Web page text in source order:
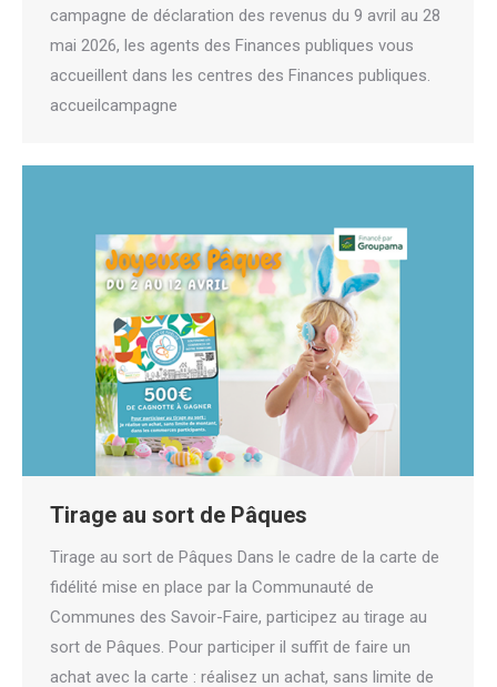
campagne de déclaration des revenus du 9 avril au 28
mai 2026, les agents des Finances publiques vous
accueillent dans les centres des Finances publiques.
accueilcampagne
Tirage au sort de Pâques
Tirage au sort de Pâques Dans le cadre de la carte de
fidélité mise en place par la Communauté de
Communes des Savoir-Faire, participez au tirage au
sort de Pâques. Pour participer il suffit de faire un
achat avec la carte : réalisez un achat, sans limite de